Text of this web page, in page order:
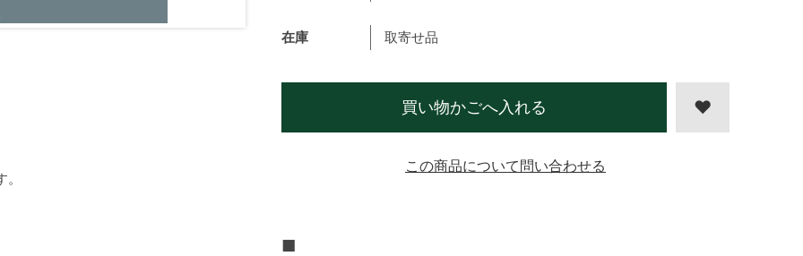
在庫 取寄せ品
買い物かごへ入れる
■
この商品について問い合わせる